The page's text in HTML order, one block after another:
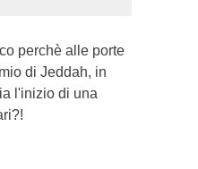
perchè alle porte
di Jeddah, in
l'inizio di una